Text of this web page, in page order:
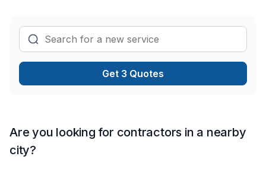
Get 3 Quotes
Are you looking for contractors in a nearby
city?